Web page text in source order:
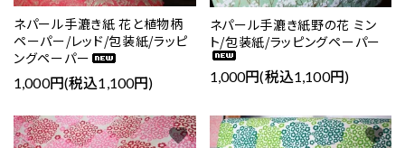
ネパール手漉き紙 花と植物柄
ペーパー/レッド/包装紙/ラッピ
ングペーパー
1,000円(税込1,100円)
ネパール手漉き紙野の花 ミン
ト/包装紙/ラッピングペーパー
1,000円(税込1,100円)
favorite favorite